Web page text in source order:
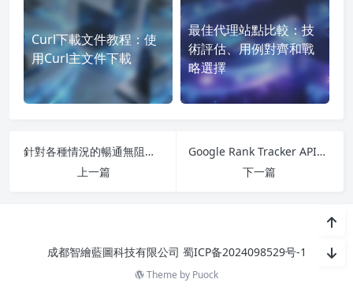
Curl下載文件教程：使
用Curl主文件下載
最佳代理站點比較：技
術評估、用例對齊和戰
略選擇
針對各種情況的暢通無阻者：工作、學校和旅行解決方案
上一篇
Google Rank Tracker API：從集成到生產部署
下一篇
成都智繪藍圖科技有限公司 蜀ICP备2024098529号-1
Theme by Puock